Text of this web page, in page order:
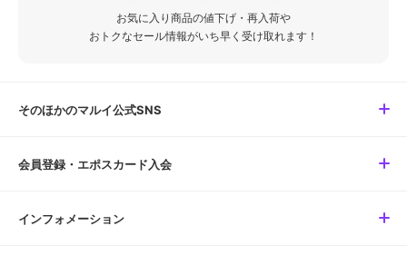
お気に入り商品の値下げ・再入荷や
おトクなセール情報がいち早く受け取れます！
そのほかのマルイ公式SNS
会員登録・エポスカード入会
インフォメーション